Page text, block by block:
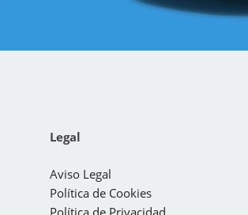
Legal
Aviso Legal
Política de Cookies
Política de Privacidad